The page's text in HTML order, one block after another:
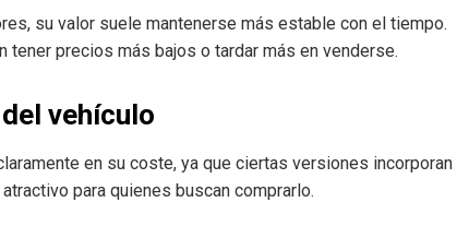
su valor suele mantenerse más estable con el tiempo.
tener precios más bajos o tardar más en venderse.
vehículo
en su coste, ya que ciertas versiones incorporan
para quienes buscan comprarlo.